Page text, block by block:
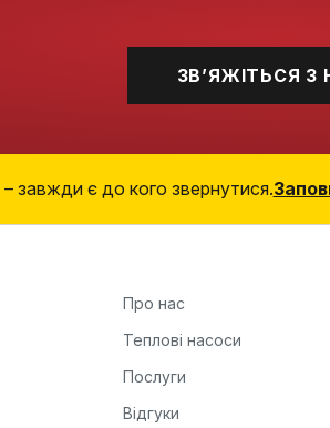
ЗВʼЯЖІТЬСЯ З
– завжди є до кого звернутися.
Про нас
Теплові насоси
Послуги
Відгуки